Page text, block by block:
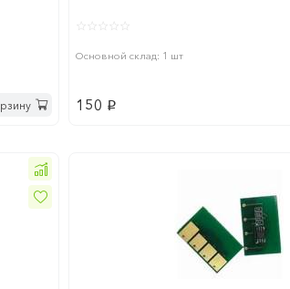
Основной склад: 1 шт
150 p